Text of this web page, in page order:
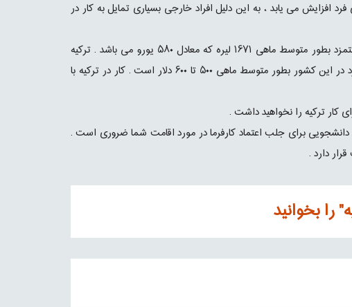
می یابد ، به این دلیل افراد خارجی بسیاری تمایل به کار در
حداقل دستمزد ماهیانه در کشور ترکیه ۱۱۳۴ لیره که معادل ۳۰۰ یورو و این دستمزد بطور متوسط ماهی ۱۶۷۱ لیره که معادل ۵۸۰ یورو می باشد . ترکیه
کشوری با هزینه های زندگی ، پایین می باشد و هزینه زندگی برای یک فرد مجرد در این کشور بطور متوسط ماهی ۵۰۰ تا ۶۰۰ دلار است . کار در ترکیه با
کار ترکیه را نخواهید داشت .
برای جلب اعتماد کارفرما در مورد اقامت شما ضروری است .
دارد .
را بخوانید